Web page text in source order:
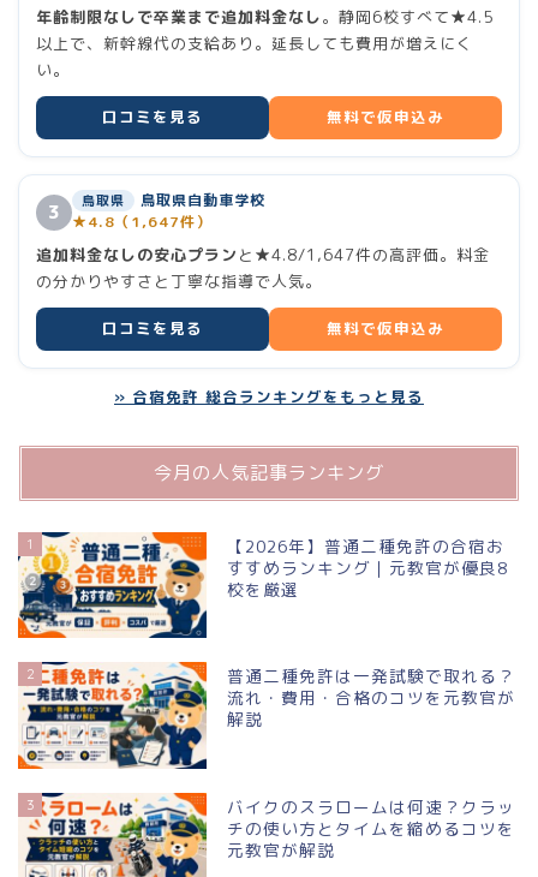
年齢制限なしで卒業まで追加料金なし。静岡6校すべて★4.5
以上で、新幹線代の支給あり。延長しても費用が増えにく
い。
口コミを見る 無料で仮申込み
3 鳥取県
鳥取県自動車学校
★4.8（1,647件）
追加料金なしの安心プラン と★4.8/1,647件の高評価。料金
の分かりやすさと丁寧な指導で人気。
口コミを見る 無料で仮申込み
» 合宿免許 総合ランキングをもっと見る
今月の人気記事ランキング
1
【2026年】普通二種免許の合宿お
すすめランキング｜元教官が優良8
校を厳選
2
普通二種免許は一発試験で取れる？
流れ・費用・合格のコツを元教官が
解説
3
バイクのスラロームは何速？クラッ
チの使い方とタイムを縮めるコツを
元教官が解説
合宿免許 総合ランキング
普通二輪（バイク）
大型二輪
小型二輪
中型二種
牽引・大特
料金が安い順
エリアから探す（一覧）